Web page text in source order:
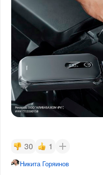
30 1
Никита Горяинов